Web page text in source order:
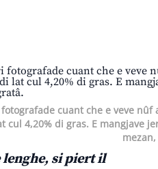
cuant che e veve
cul 4,20% di gras. E mangjave
si piert il